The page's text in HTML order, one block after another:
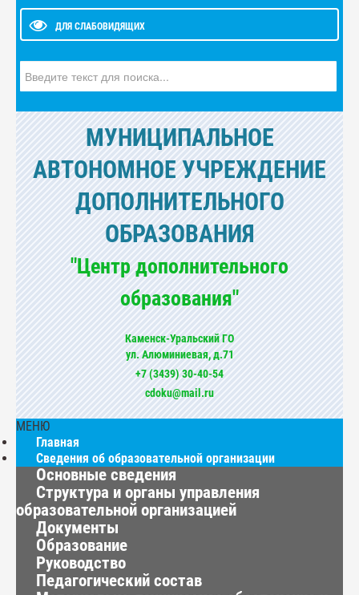
ДЛЯ СЛАБОВИДЯЩИХ
МУНИЦИПАЛЬНОЕ
АВТОНОМНОЕ УЧРЕЖДЕНИЕ
ДОПОЛНИТЕЛЬНОГО
ОБРАЗОВАНИЯ
"Центр дополнительного
образования"
Каменск-Уральский ГО
ул. Алюминиевая, д.71
+7 (3439) 30-40-54
cdoku@mail.ru
МЕНЮ
Главная
Сведения об образовательной организации
Основные сведения
Структура и органы управления
образовательной организацией
Документы
Образование
Руководство
Педагогический состав